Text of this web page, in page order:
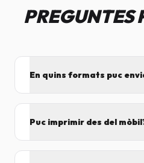
PREGUNTES
En quins formats puc
Word i Excel.
Puc imprimir des del